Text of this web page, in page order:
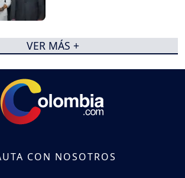
VER MÁS +
CON NOSOTROS